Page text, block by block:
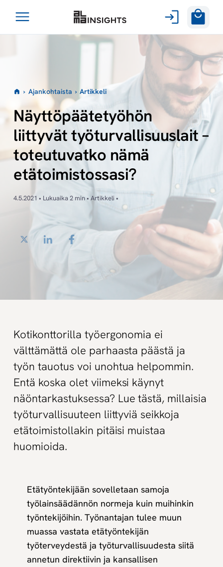
Avaa
› Ajankohtaista › Artikkeli
Näyttöpäätetyöhön
liittyvät työturvallisuuslait –
toteutuvatko nämä
etätoimistossasi?
4.5.2021 • Lukuaika 2 min • Artikkeli •
Twitter LinkedInFacebook
Kotikonttorilla työergonomia ei
välttämättä ole parhaasta päästä ja
työn tauotus voi unohtua helpommin.
Entä koska olet viimeksi käynyt
näöntarkastuksessa? Lue tästä, millaisia
työturvallisuuteen liittyviä seikkoja
etätoimistollakin pitäisi muistaa
huomioida.
Etätyöntekijään sovelletaan samoja
työlainsäädännön normeja kuin muihinkin
työntekijöihin. Työnantajan tulee muun
muassa vastata etätyöntekijän
työterveydestä ja työturvallisuudesta siitä
annetun direktiivin ja kansallisen